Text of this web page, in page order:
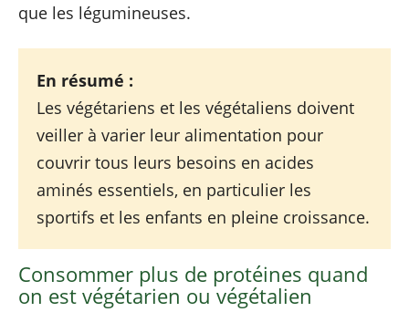
que les légumineuses.
En résumé :
Les végétariens et les végétaliens doivent
veiller à varier leur alimentation pour
couvrir tous leurs besoins en acides
aminés essentiels, en particulier les
sportifs et les enfants en pleine croissance.
Consommer plus de protéines quand
on est végétarien ou végétalien